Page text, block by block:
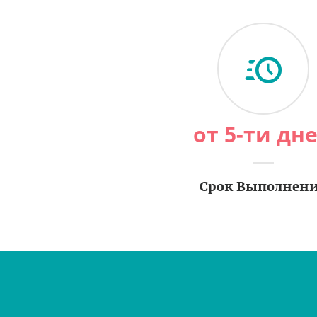
от 5-ти
Срок